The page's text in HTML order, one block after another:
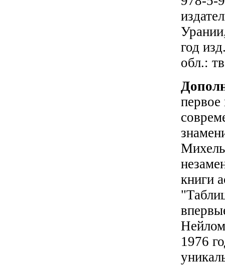
год
обл.:
первое
книги
1976